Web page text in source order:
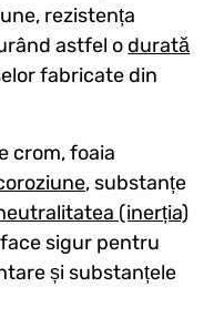
rezistența
astfel o durată
fabricate din
crom, foaia
, substanțe
(inerția)
sigur pentru
și substanțele